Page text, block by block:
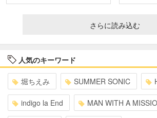
さらに読み込む
人気のキーワード
堀ちえみ SUMMER SONIC
indigo la End MAN WITH A